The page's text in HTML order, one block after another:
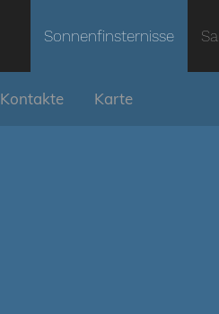
Sonnenfinsternisse
Kontakte Karte